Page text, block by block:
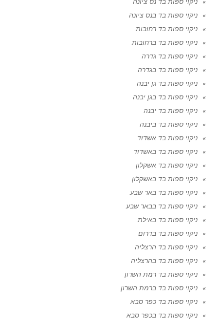
ניקוי ספות בד נס ציונה
ניקוי ספות בד בנס ציונה
ניקוי ספות בד רחובות
ניקוי ספות בד ברחובות
ניקוי ספות בד גדרה
ניקוי ספות בד בגדרה
ניקוי ספות בד גן יבנה
ניקוי ספות בד בגן יבנה
ניקוי ספות בד יבנה
ניקוי ספות בד ביבנה
ניקוי ספות בד אשדוד
ניקוי ספות בד באשדוד
ניקוי ספות בד אשקלון
ניקוי ספות בד באשקלון
ניקוי ספות בד באר שבע
ניקוי ספות בד בבאר שבע
ניקוי ספות בד באילת
ניקוי ספות בד בדרום
ניקוי ספות בד הרצליה
ניקוי ספות בד בהרצליה
ניקוי ספות בד רמת השרון
ניקוי ספות בד ברמת השרון
ניקוי ספות בד כפר סבא
ניקוי ספות בד בכפר סבא